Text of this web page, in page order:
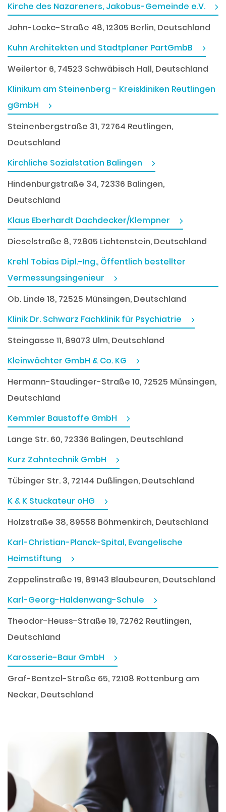
Kirche des Nazareners, Jakobus-Gemeinde e.V.
John-Locke-Straße 48, 12305 Berlin, Deutschland
Kuhn Architekten und Stadtplaner PartGmbB
Weilertor 6, 74523 Schwäbisch Hall, Deutschland
Klinikum am Steinenberg - Kreiskliniken Reutlingen
gGmbH
Steinenbergstraße 31, 72764 Reutlingen,
Deutschland
Kirchliche Sozialstation Balingen
Hindenburgstraße 34, 72336 Balingen,
Deutschland
Klaus Eberhardt Dachdecker/Klempner
Dieselstraße 8, 72805 Lichtenstein, Deutschland
Krehl Tobias Dipl.-Ing., Öffentlich bestellter
Vermessungsingenieur
Ob. Linde 18, 72525 Münsingen, Deutschland
Klinik Dr. Schwarz Fachklinik für Psychiatrie
Steingasse 11, 89073 Ulm, Deutschland
Kleinwächter GmbH & Co. KG
Hermann-Staudinger-Straße 10, 72525 Münsingen,
Deutschland
Kemmler Baustoffe GmbH
Lange Str. 60, 72336 Balingen, Deutschland
Kurz Zahntechnik GmbH
Tübinger Str. 3, 72144 Dußlingen, Deutschland
K & K Stuckateur oHG
Holzstraße 38, 89558 Böhmenkirch, Deutschland
Karl-Christian-Planck-Spital, Evangelische
Heimstiftung
Zeppelinstraße 19, 89143 Blaubeuren, Deutschland
Karl-Georg-Haldenwang-Schule
Theodor-Heuss-Straße 19, 72762 Reutlingen,
Deutschland
Karosserie-Baur GmbH
Graf-Bentzel-Straße 65, 72108 Rottenburg am
Neckar, Deutschland